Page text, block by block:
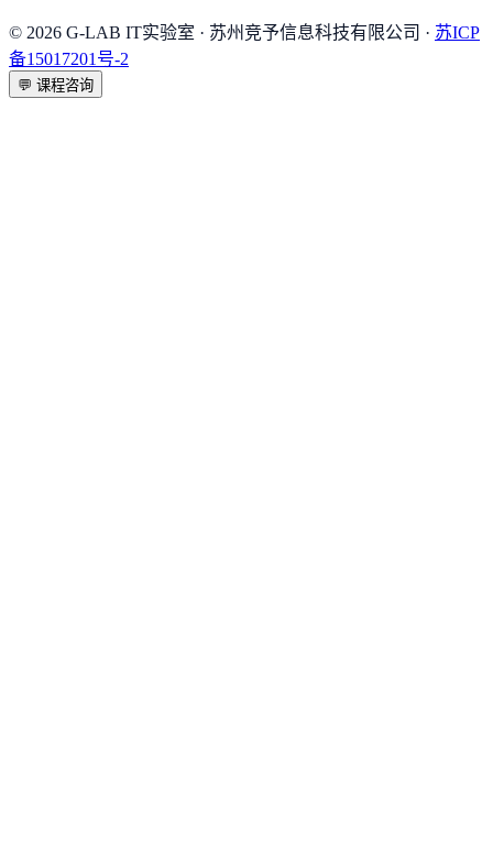
© 2026 G-LAB IT实验室 · 苏州竞予信息科技有限公司 · 苏ICP
备15017201号-2
💬 课程咨询